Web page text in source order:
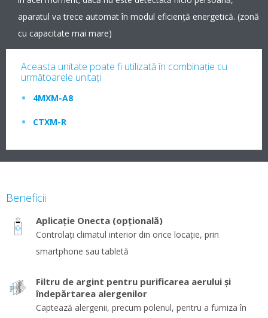
aparatul va trece automat în modul eficienţă energetică. (zonă
cu capacitate mai mare)
Aceasta unitate poate fi utilizată în combinaţie cu
următoarele unitaţi
4MXM-A8
CTXM-R
Beneficii
Aplicație Onecta (opțională)
Controlați climatul interior din orice locație, prin
smartphone sau tabletă
Filtru de argint pentru purificarea aerului și
îndepărtarea alergenilor
Captează alergenii, precum polenul, pentru a furniza în